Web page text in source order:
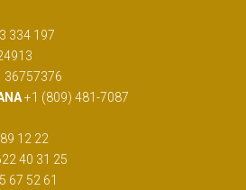
334 197
36757376
+1 (809) 481-7087
12 22
40 31 25
67 52 61